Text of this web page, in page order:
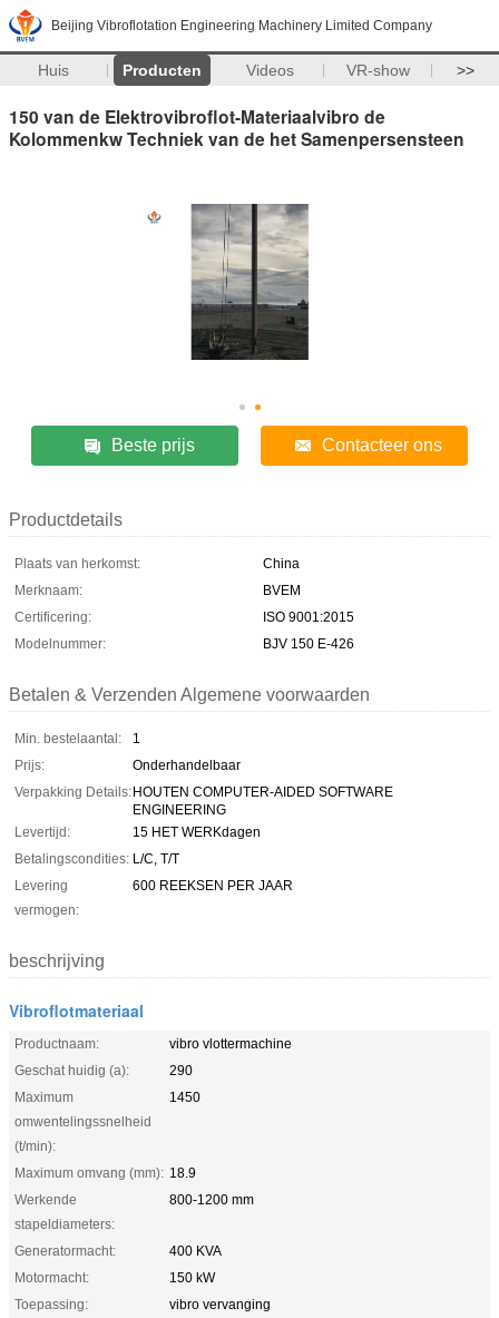
Beijing Vibroflotation Engineering Machinery Limited Company
Huis Producten Videos VR-show >>
150 van de Elektrovibroflot-Materiaalvibro de
Kolommenkw Techniek van de het Samenpersensteen
Beste prijs Contacteer ons
Productdetails
Plaats van herkomst:
China
Merknaam:
BVEM
Certificering:
ISO 9001:2015
Modelnummer:
BJV 150 E-426
Betalen & Verzenden Algemene voorwaarden
Min. bestelaantal:
1
Prijs:
Onderhandelbaar
Verpakking Details:HOUTEN COMPUTER-AIDED SOFTWARE
ENGINEERING
Levertijd:
15 HET WERKdagen
Betalingscondities: L/C, T/T
Levering
vermogen:
600 REEKSEN PER JAAR
beschrijving
Vibroflotmateriaal
Productnaam:
vibro vlottermachine
Geschat huidig (a):
290
Maximum
omwentelingssnelheid
(t/min):
1450
Maximum omvang (mm): 18.9
Werkende
stapeldiameters:
800-1200 mm
Generatormacht:
400 KVA
Motormacht:
150 kW
Toepassing:
vibro vervanging